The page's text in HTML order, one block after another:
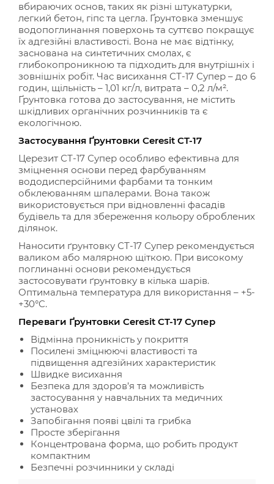
вбираючих основ, таких як різні штукатурки,
легкий бетон, гіпс та цегла. Ґрунтовка зменшує
водопоглинання поверхонь та суттєво покращує
їх адгезійні властивості. Вона не має відтінку,
заснована на синтетичних смолах, є
глибокопроникною та підходить для внутрішніх і
зовнішніх робіт. Час висихання СТ-17 Супер – до 6
годин, щільність – 1,01 кг/л, витрата – 0,2 л/м².
Ґрунтовка готова до застосування, не містить
шкідливих органічних розчинників та є
екологічною.
Застосування Ґрунтовки Ceresit CT-17
Церезит СТ-17 Супер особливо ефективна для
зміцнення основи перед фарбуванням
вододисперсійними фарбами та тонким
обклеюванням шпалерами. Вона також
використовується при відновленні фасадів
будівель та для збереження кольору оброблених
ділянок.
Наносити ґрунтовку СТ-17 Супер рекомендується
валиком або малярною щіткою. При високому
поглинанні основи рекомендується
застосовувати ґрунтовку в кілька шарів.
Оптимальна температура для використання – +5-
+30°C.
Переваги Ґрунтовки Ceresit CT-17 Супер
Відмінна проникність у покриття
Посилені зміцнюючі властивості та
підвищення адгезійних характеристик
Швидке висихання
Безпека для здоров’я та можливість
застосування у навчальних та медичних
установах
Запобігання появі цвілі та грибка
Просте зберігання
Концентрована форма, що робить продукт
компактним
Безпечні розчинники у складі